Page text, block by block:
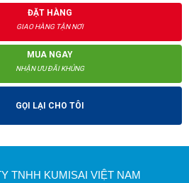
ĐẶT HÀNG
GIAO HÀNG TẬN NƠI
MUA NGAY
NHẬN ƯU ĐÃI KHỦNG
GỌI LẠI CHO TÔI
TNHH KUMISAI VIỆT NAM